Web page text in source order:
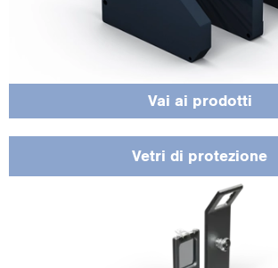
Vai ai pro­dot­ti
Vetri di pro­te­zio­ne
zio­ne dell’usci­ta laser e dell’ot­ti­ca.